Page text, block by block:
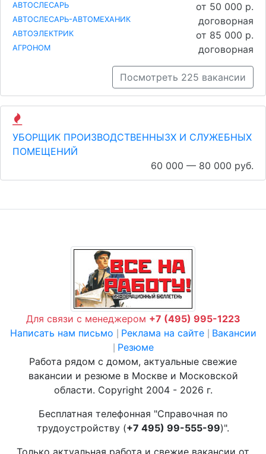
АВТОСЛЕСАРЬ от 50 000 р.
АВТОСЛЕСАРЬ-АВТОМЕХАНИК договорная
АВТОЭЛЕКТРИК от 85 000 р.
АГРОНОМ договорная
Посмотреть 225 вакансии
УБОРЩИК ПРОИЗВОДСТВЕННЫЗХ И СЛУЖЕБНЫХ
ПОМЕЩЕНИЙ
60 000 — 80 000 руб.
Для связи с менеджером +7 (495) 995-1223
Написать нам письмо
Реклама на сайте Вакансии
Резюме
Работа рядом с домом, актуальные свежие
вакансии и резюме в Москве и Московской
области. Copyright 2004 - 2026 г.
Бесплатная телефонная "Справочная по
трудоустройству (+7 495) 99-555-99)".
Только актуальная работа и свежие вакансии от